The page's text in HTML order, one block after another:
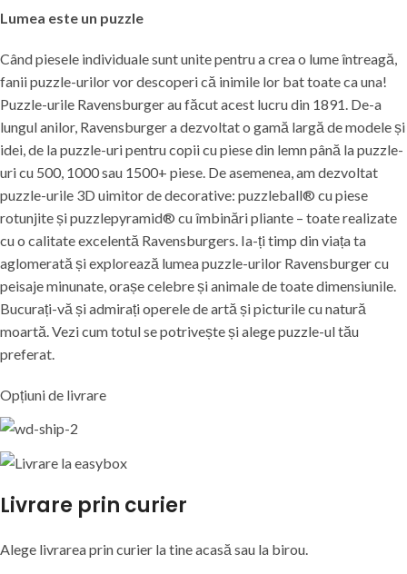
Lumea este un puzzle
Când piesele individuale sunt unite pentru a crea o lume întreagă,
fanii puzzle-urilor vor descoperi că inimile lor bat toate ca una!
Puzzle-urile Ravensburger au făcut acest lucru din 1891. De-a
lungul anilor, Ravensburger a dezvoltat o gamă largă de modele și
idei, de la puzzle-uri pentru copii cu piese din lemn până la puzzle-
uri cu 500, 1000 sau 1500+ piese. De asemenea, am dezvoltat
puzzle-urile 3D uimitor de decorative: puzzleball® cu piese
rotunjite și puzzlepyramid® cu îmbinări pliante – toate realizate
cu o calitate excelentă Ravensburgers. Ia-ți timp din viața ta
aglomerată și explorează lumea puzzle-urilor Ravensburger cu
peisaje minunate, orașe celebre și animale de toate dimensiunile.
Bucurați-vă și admirați operele de artă și picturile cu natură
moartă. Vezi cum totul se potrivește și alege puzzle-ul tău
preferat.
Opțiuni de livrare
Livrare prin curier
Alege livrarea prin curier latineacasă sau la birou.